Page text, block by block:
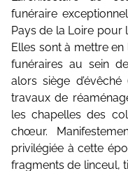
funéraire
Pays de la Loire pour
Elles sont à mettre en
funéraires au sein
alors siège
travaux de
les chapelles des
chœur.
privilégiée à cette
fragments de linceul,